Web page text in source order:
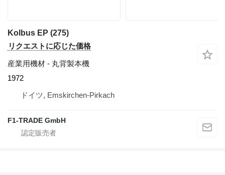
Kolbus EP (275)
リクエストに応じた価格
産業用機材 - 丸背製本機
1972
ドイツ, Emskirchen-Pirkach
F1-TRADE GmbH